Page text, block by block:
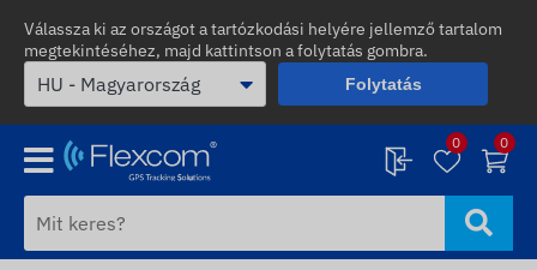
Válassza ki az országot a tartózkodási helyére jellemző tartalom
megtekintéséhez, majd kattintson a folytatás gombra.
Folytatás
0 0